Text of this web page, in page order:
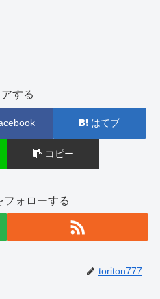
する
はてブ
コピー
フォローする
toriton777